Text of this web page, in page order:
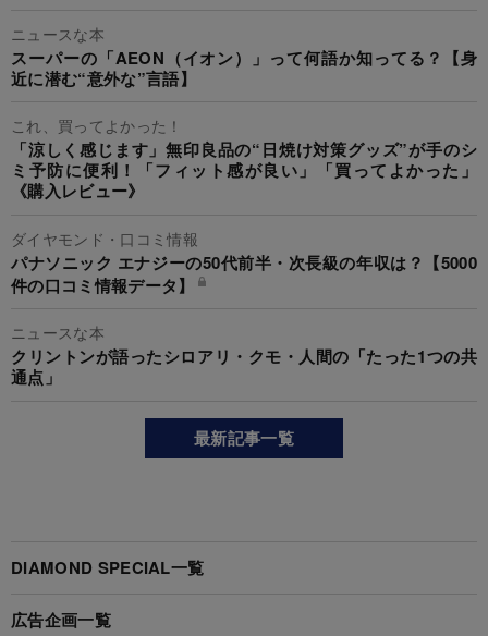
ニュースな本
スーパーの「AEON（イオン）」って何語か知ってる？【身
近に潜む“意外な”言語】
これ、買ってよかった！
「涼しく感じます」無印良品の“日焼け対策グッズ”が手のシ
ミ予防に便利！「フィット感が良い」「買ってよかった」
《購入レビュー》
ダイヤモンド・口コミ情報
パナソニック エナジーの50代前半・次長級の年収は？【5000
件の口コミ情報データ】
ニュースな本
クリントンが語ったシロアリ・クモ・人間の「たった1つの共
通点」
最新記事一覧
DIAMOND SPECIAL一覧
広告企画一覧